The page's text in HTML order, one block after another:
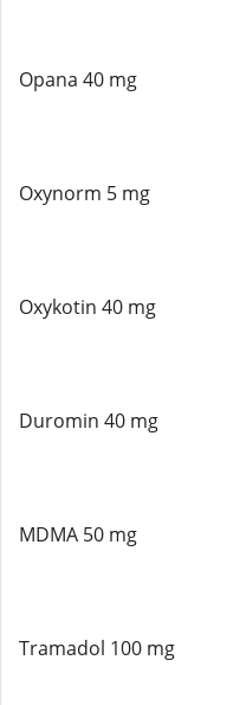
Opana 40 mg
Oxynorm 5 mg
Oxykotin 40 mg
Duromin 40 mg
MDMA 50 mg
Tramadol 100 mg